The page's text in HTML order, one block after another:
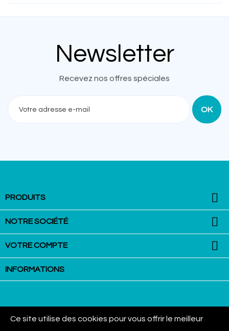
Newsletter
Recevez nos offres spéciales
PRODUITS 
NOTRE SOCIÉTÉ 
VOTRE COMPTE 
INFORMATIONS
La Martingale - Equestrian Equipment : VAN AUBEL Group SPRL - Rue
Ce site utilise des cookies pour vous offrir le meilleur